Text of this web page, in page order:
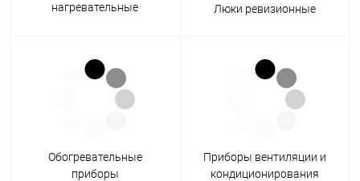
нагревательные
Люки ревизионные
Обогревательные
приборы
Приборы вентиляции и
кондиционирования